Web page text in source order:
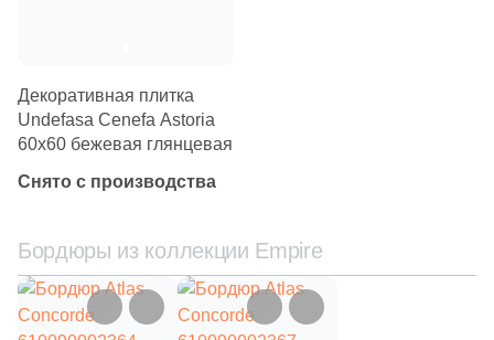
15x31.6 (1)
15x80 (1)
15x32 (2)
15.8x30 (4)
Декоративная плитка
Undefasa Cenefa Astoria
60x60 бежевая глянцевая
Снято с производства
Бордюры из коллекции Empire